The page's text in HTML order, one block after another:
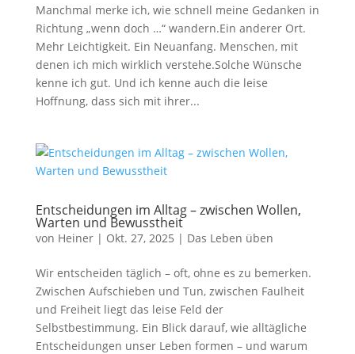
Manchmal merke ich, wie schnell meine Gedanken in
Richtung „wenn doch …“ wandern.Ein anderer Ort.
Mehr Leichtigkeit. Ein Neuanfang. Menschen, mit
denen ich mich wirklich verstehe.Solche Wünsche
kenne ich gut. Und ich kenne auch die leise
Hoffnung, dass sich mit ihrer...
Entscheidungen im Alltag – zwischen Wollen,
Warten und Bewusstheit
von Heiner| Okt. 27, 2025 | Das Leben üben
Wir entscheiden täglich – oft, ohne es zu bemerken.
Zwischen Aufschieben und Tun, zwischen Faulheit
und Freiheit liegt das leise Feld der
Selbstbestimmung. Ein Blick darauf, wie alltägliche
Entscheidungen unser Leben formen – und warum